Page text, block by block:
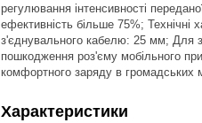
регулювання інтенсивності
ефективність більше 75%;
з'єднувального кабелю: 25 мм; Для
пошкодження роз'єму мобільного
комфортного заряду в громадських
Характеристики